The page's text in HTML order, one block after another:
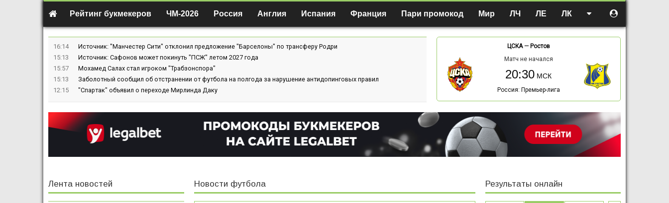
Рейтинг букмекеров ЧМ-2026 Россия Англия Испания Франция Пари промокод Мир ЛЧ ЛЕ ЛК
16:14
Источник: "Манчестер Сити" отклонил предложение "Барселоны" по трансферу Родри
15:13
Источник: Сафонов может покинуть "ПСЖ" летом 2027 года
15:57
Мохамед Салах стал игроком "Трабзонспора"
15:13
Заболотный сообщил об отстранении от футбола на полгода за нарушение антидопинговых правил
12:15
"Спартак" объявил о переходе Мирлинда Даку
ЦСКА— Ростов
Матч не начался
20:30
Россия: Премьер-лига
Новости футбола
Лента новостей Результаты онлайн